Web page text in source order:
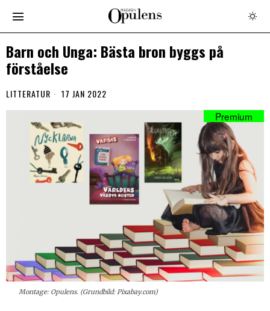
Barn och Unga: Bästa bron byggs på
förståelse
LITTERATUR 17 JAN 2022
Montage: Opulens. (Grundbild: Pixabay.com)